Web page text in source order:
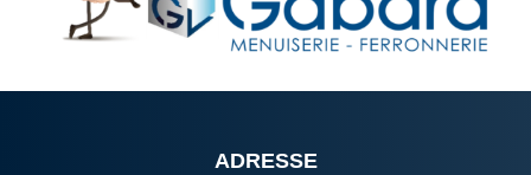
ADRESSE